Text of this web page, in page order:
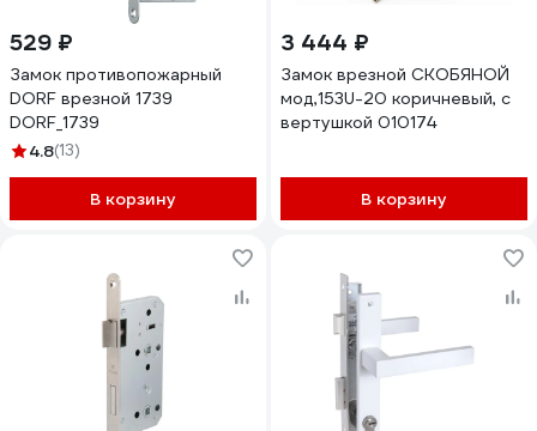
529 ₽
Замок противопожарный
DORF врезной 1739
DORF_1739
4.8(13)
В корзину
3 444 ₽
Замок врезной СКОБЯНОЙ
мод,153U-20 коричневый, с
вертушкой 010174
В корзину